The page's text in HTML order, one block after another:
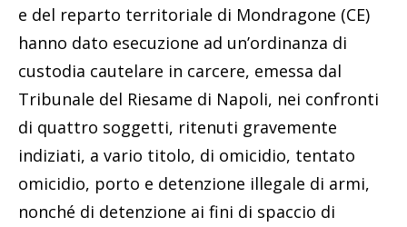
e del reparto territoriale di Mondragone (CE)
hanno dato esecuzione ad un’ordinanza di
custodia cautelare in carcere, emessa dal
Tribunale del Riesame di Napoli, nei confronti
di quattro soggetti, ritenuti gravemente
indiziati, a vario titolo, di omicidio, tentato
omicidio, porto e detenzione illegale di armi,
nonché di detenzione ai fini di spaccio di